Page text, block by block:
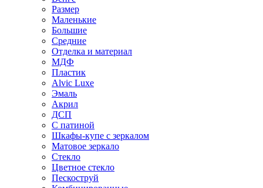
Размер
Маленькие
Большие
Средние
Отделка и материал
МДФ
Пластик
Alvic Luxe
Эмаль
Акрил
ДСП
С патиной
Шкафы-купе с зеркалом
Матовое зеркало
Стекло
Цветное стекло
Пескоструй